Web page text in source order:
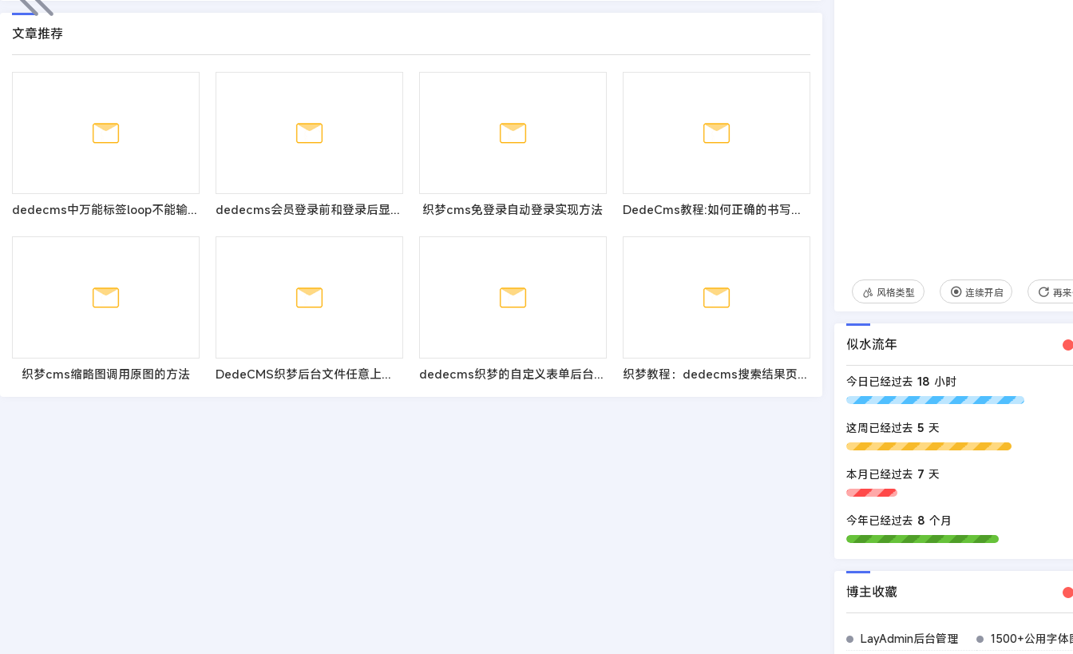
文章推荐
dedecms中万能标签loop不能输入URL的解决方法 dedecms会员登录前和登录后显示不同价格的办法 织梦cms免登录自动登录实现方法 DedeCms教程:如何正确的书写网站底部版权
织梦cms缩略图调用原图的方法 DedeCMS织梦后台文件任意上传漏洞media_add.php的修改方法 dedecms织梦的自定义表单后台增加全选的功能按钮 织梦教程：dedecms搜索结果页实现按频道模型显示不同结果模板
风格类型 连续开启 再
似水流年
今日已经过去 18 小时
这周已经过去 5 天
本月已经过去 7 天
今年已经过去 8 个月
博主收藏
LayAdmin后台管理 1500+公用字体